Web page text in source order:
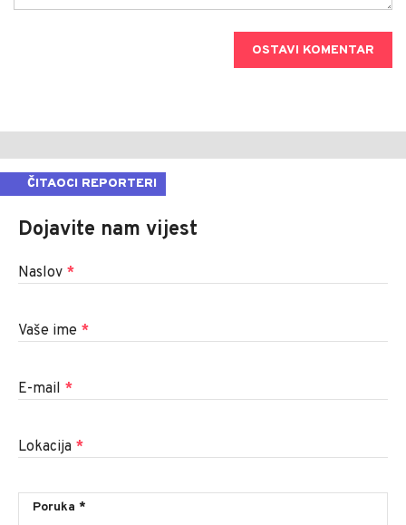
OSTAVI KOMENTAR
ČITAOCI REPORTERI
Dojavite nam vijest
Naslov *
Vaše ime *
E-mail *
Lokacija *